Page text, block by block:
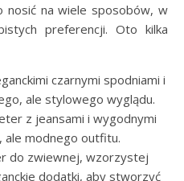
nosić na wiele sposobów, w
preferencji. Oto kilka
czarnymi spodniami i
ale stylowego wyglądu.
z jeansami i wygodnymi
ale modnego outfitu.
do zwiewnej, wzorzystej
dodatki, aby stworzyć